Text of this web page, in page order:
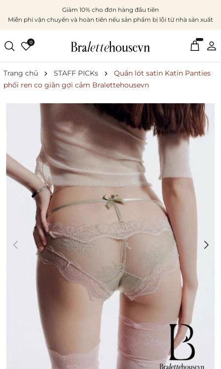
Giảm 10% cho đơn hàng đầu tiên
Miễn phí vận chuyển và hoàn tiền nếu sản phẩm bị lỗi từ nhà sản xuất
0
Trang chủ STAFF PICKs
Quần lót satin Katin Panties
phối ren co giãn gợi cảm Bralettehousevn